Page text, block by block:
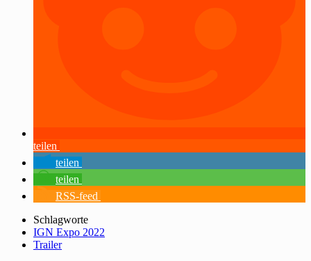
teilen
teilen
teilen
RSS-feed
Schlagworte
IGN Expo 2022
Trailer